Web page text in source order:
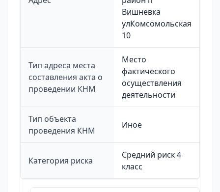
Вишневка
улКомсомольская
10
Тип адреса места
составления акта о
проведении КНМ
Место
фактического
осуществления
деятельности
Тип объекта
проведения КНМ
Иное
Категория риска
Средний риск 4
класс